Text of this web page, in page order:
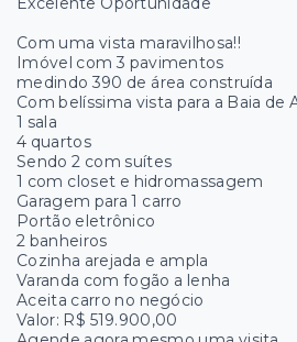
Com uma vista maravilhosa!!
Imóvel com 3 pavimentos
medindo 390 de área construída
Com belíssima vista para a Baia de
1 sala
4 quartos
Sendo 2 com suítes
1 com closet e hidromassagem
Garagem para 1 carro
Portão eletrônico
2 banheiros
Cozinha arejada e ampla
Varanda com fogão a lenha
Aceita carro no negócio
Valor: R$ 519.900,00